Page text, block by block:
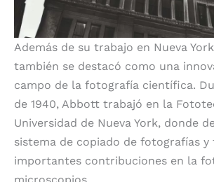
Además de su trabajo en Nueva
también se destacó como una
campo de la fotografía científica.
de 1940, Abbott trabajó en la
Universidad de Nueva York, donde
sistema de copiado de fotografías y
importantes contribuciones en la